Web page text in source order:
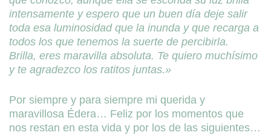
intensamente y espero que un buen día deje salir
toda esa luminosidad que la inunda y que recarga a
todos los que tenemos la suerte de percibirla.
Brilla, eres maravilla absoluta. Te quiero muchísimo
y te agradezco los ratitos juntas.»
Por siempre y para siempre mi querida y
maravillosa Édera… Feliz por los momentos que
nos restan en esta vida y por los de las siguientes…